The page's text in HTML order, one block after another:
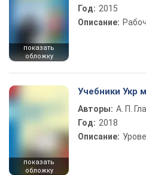
показать
обложку
Год: 2015
Описание:
показать
обложку
Учебники Укр
Авторы: А. П.
Год: 2018
Описание: